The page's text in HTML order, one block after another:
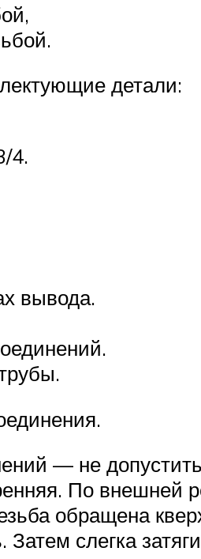
детали:
4.
вывода.
— не
По внешней
обращена
Затем слегка